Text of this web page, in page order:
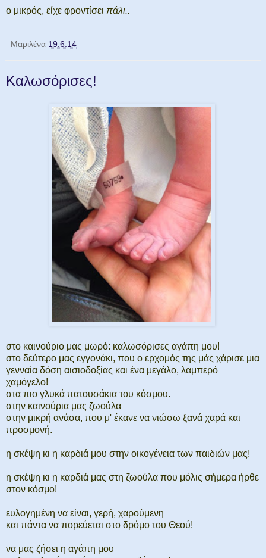
ο μικρός, είχε φροντίσει πάλι..
Μαριλένα 19.6.14
Καλωσόρισες!
στο καινούριο μας μωρό: καλωσόρισες αγάπη μου!
στο δεύτερο μας εγγονάκι, που ο ερχομός της μάς χάρισε μια
γενναία δόση αισιοδοξίας και ένα μεγάλο, λαμπερό
χαμόγελο!
στα πιο γλυκά πατουσάκια του κόσμου.
στην καινούρια μας ζωούλα
στην μικρή ανάσα, που μ' έκανε να νιώσω ξανά χαρά και
προσμονή.
η σκέψη κι η καρδιά μου στην οικογένεια των παιδιών μας!
η σκέψη κι η καρδιά μας στη ζωούλα που μόλις σήμερα ήρθε
στον κόσμο!
ευλογημένη να είναι, γερή, χαρούμενη
και πάντα να πορεύεται στο δρόμο του Θεού!
να μας ζήσει η αγάπη μου